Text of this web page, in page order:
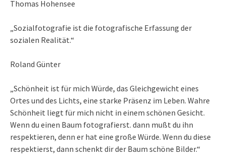
Thomas Hohensee
„Sozialfotografie ist die fotografische Erfassung der
sozialen Realität.“
Roland Günter
„Schönheit ist für mich Würde, das Gleichgewicht eines
Ortes und des Lichts, eine starke Präsenz im Leben. Wahre
Schönheit liegt für mich nicht in einem schönen Gesicht.
Wenn du einen Baum fotografierst. dann mußt du ihn
respektieren, denn er hat eine große Würde. Wenn du diese
respektierst, dann schenkt dir der Baum schöne Bilder.“